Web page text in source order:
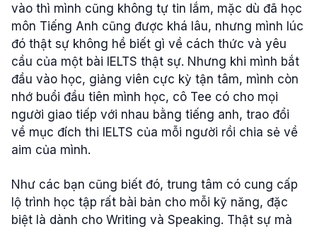
vào thì mình cũng không tự tin lắm, mặc dù đã học
môn Tiếng Anh cũng được khá lâu, nhưng mình lúc
đó thật sự không hề biết gì về cách thức và yêu
cầu của một bài IELTS thật sự. Nhưng khi mình bắt
đầu vào học, giảng viên cực kỳ tận tâm, mình còn
nhớ buổi đầu tiên mình học, cô Tee có cho mọi
người giao tiếp với nhau bằng tiếng anh, trao đổi
về mục đích thi IELTS của mỗi người rồi chia sẻ về
aim của mình.
Như các bạn cũng biết đó, trung tâm có cung cấp
lộ trình học tập rất bài bản cho mỗi kỹ năng, đặc
biệt là dành cho Writing và Speaking. Thật sự mà